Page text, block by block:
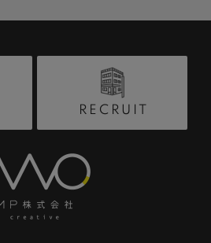
RECRUIT